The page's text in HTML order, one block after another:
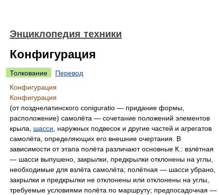
Энциклопедия техники
Конфигурация
Толкование
Перевод
Конфигурация
Конфигурация
(от позднелатинского coniguratio — придание формы,
расположение) самолёта — сочетание положений элементов
крыла, шасси , наружных подвесок и другие частей и агрегатов
самолёта, определяющих его внешние очертания. В
зависимости от этапа полёта различают основные К.: взлётная
— шасси выпушено, закрылки, предкрылки отклонены на углы,
необходимые для взлёта самолёта; полётная — шасси убрано,
закрылки и предкрылки не отклонены или отклонены на углы,
требуемые условиями полёта по маршруту; предпосадочная —